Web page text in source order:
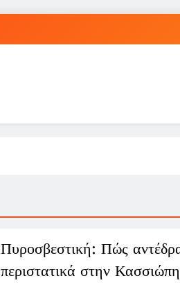
Η Τραμπζονσπόρ
Πυροσβεστική: Πώς
περιστατικά στην